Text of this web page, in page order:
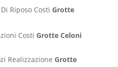
Riposo Costi Grotte
Costi Grotte Celoni
Realizzazione Grotte